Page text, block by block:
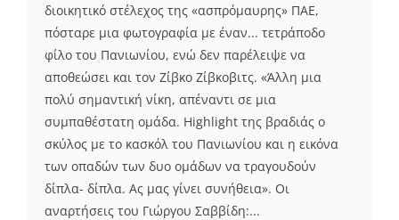
διοικητικό στέλεχος της «ασπρόμαυρης» ΠΑΕ,
πόσταρε μια φωτογραφία με έναν... τετράποδο
φίλο του Πανιωνίου, ενώ δεν παρέλειψε να
αποθεώσει και τον Ζίβκο Ζίβκοβιτς. «Άλλη μια
πολύ σημαντική νίκη, απέναντι σε μια
συμπαθέστατη ομάδα. Highlight της βραδιάς ο
σκύλος με το κασκόλ του Πανιωνίου και η εικόνα
των οπαδών των δυο ομάδων να τραγουδούν
δίπλα- δίπλα. Ας μας γίνει συνήθεια». Οι
αναρτήσεις του Γιώργου Σαββίδη:...